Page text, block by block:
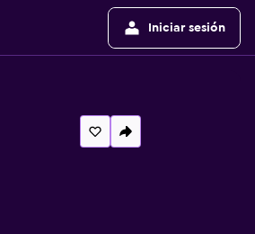
Iniciar sesión